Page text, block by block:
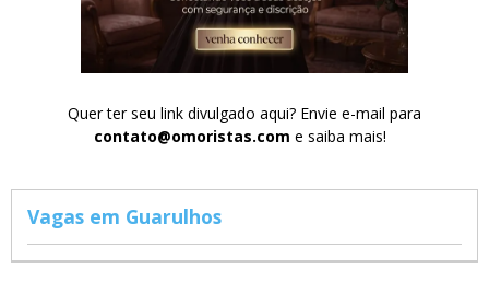
Quer ter seu link divulgado aqui? Envie e-mail para
contato@omoristas.com e saiba mais!
Vagas em Guarulhos